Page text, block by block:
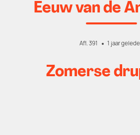
Eeuw van de
Afl. 391 1 jaar
Zomerse